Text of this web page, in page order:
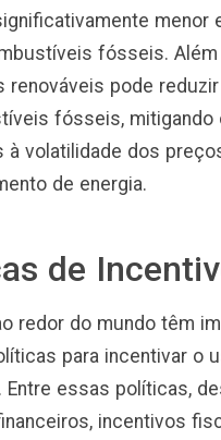
menor
fósseis. Além
renováveis pode
fósseis, mitigando
à volatilidade dos
de energia.
de
redor do mundo têm
para incentivar o
Entre essas políticas,
incentivos